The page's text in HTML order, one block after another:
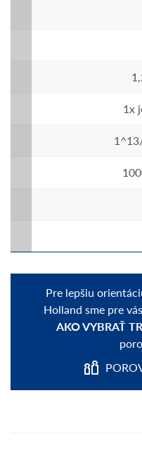
1x
Pre lepšiu
Holland sme pre
AKO VYBRAŤ